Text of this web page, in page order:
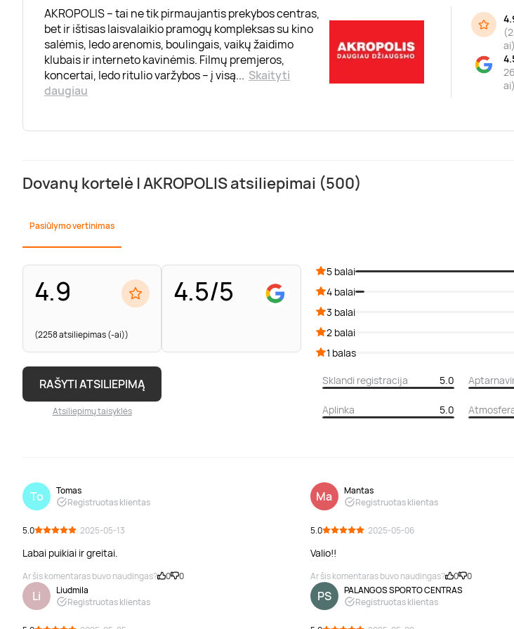
AKROPOLIS – tai ne tik pirmaujantis prekybos centras,
bet ir ištisas laisvalaikio pramogų kompleksas su kino
salėmis, ledo arenomis, boulingais, vaikų žaidimo
klubais ir interneto kavinėmis. Filmų premjeros,
koncertai, ledo ritulio varžybos – į visą... Skaityti
daugiau
(
ai)
ai)
Dovanų kortelė | AKROPOLIS atsiliepimai (500)
Pasiūlymo vertinimas
4.9
(2258 atsiliepimas (-ai))
4.5/5
RAŠYTI ATSILIEPIMĄ
Atsiliepimų taisyklės
5 balai
4 balai
3 balai
2 balai
1 balas
Sklandi registracija 5.0
Aplinka 5.0
To
Tomas
Registruotas klientas
5.0 · 2025-05-13
Labai puikiai ir greitai.
Ar šis komentaras buvo naudingas? 0 0
Ma
Mantas
Registruotas klientas
5.0 · 2025-05-06
Valio!!
Ar šis komentaras buvo naudingas? 0 0
Li
Liudmila
Registruotas klientas
PS
PALANGOS SPORTO CENTRAS
Registruotas klientas